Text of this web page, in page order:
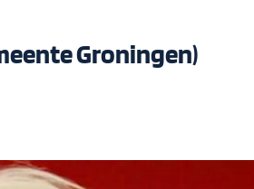
Groningen)